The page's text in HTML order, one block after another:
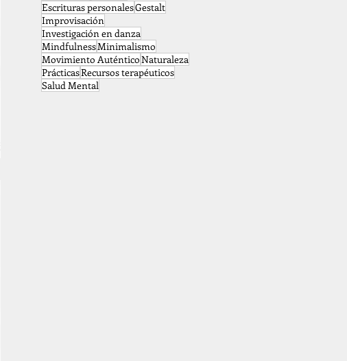
Escrituras personalesGestalt
Improvisación
Investigación en danza
MindfulnessMinimalismo
Movimiento AuténticoNaturaleza
PrácticasRecursos terapéuticos
Salud Mental